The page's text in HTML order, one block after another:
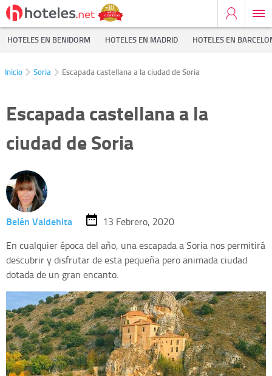
HOTELES EN BENIDORM HOTELES EN MADRID HOTELES EN
Inicio Soria Escapada castellana a la ciudad de Soria
Escapada castellana a la
ciudad de Soria
Belén Valdehita
13 Febrero, 2020
En cualquier época del año, una escapada a Soria nos permitirá
descubrir y disfrutar de esta pequeña pero animada ciudad
dotada de un gran encanto.